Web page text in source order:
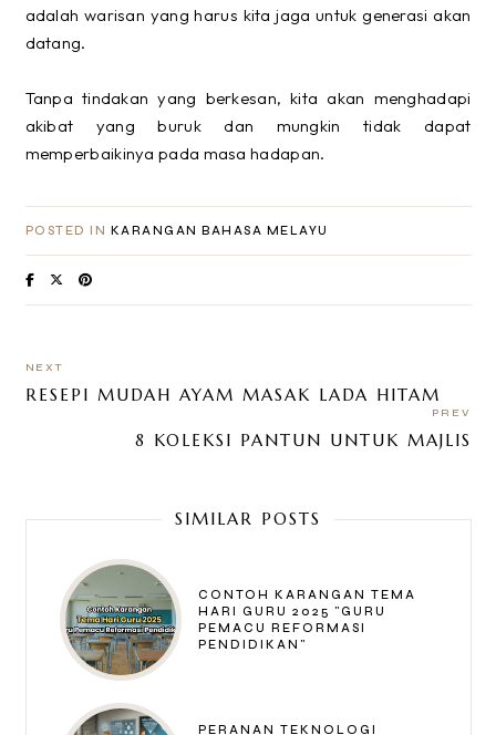
adalah warisan yang harus kita jaga untuk generasi akan
datang.
Tanpa tindakan yang berkesan, kita akan menghadapi
akibat yang buruk dan mungkin tidak dapat
memperbaikinya pada masa hadapan.
POSTED IN KARANGAN BAHASA MELAYU
NEXT
RESEPI MUDAH AYAM MASAK LADA HITAM
PREV
8 KOLEKSI PANTUN UNTUK MAJLIS
SIMILAR POSTS
CONTOH KARANGAN TEMA
HARI GURU 2025 "GURU
PEMACU REFORMASI
PENDIDIKAN"
PERANAN TEKNOLOGI